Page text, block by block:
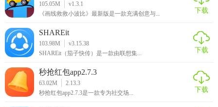
分析能力，是医药行业不可多得的管理工具。无论是小型企
业还是大型企业，都能从中获得显著的管理提升和成本节
约。推荐给所有希望提升药品管理效率、优化库存管理并加
强员工协作的医药企业及机构。
105.05M
v1.3.1
《画线救救小波比》最新版是一款充满创意与...
下载
SHAREit
103.98M
v3.15.38
SHAREit（茄子快传）是一款由联想集...
下载
秒抢红包app2.7.3
63.02M
2.13.3
秒抢红包app2.7.3是一款专为社交场...
下载